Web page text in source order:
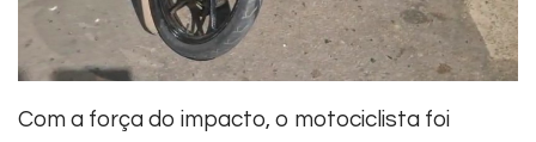
Com a força do impacto, o motociclista foi